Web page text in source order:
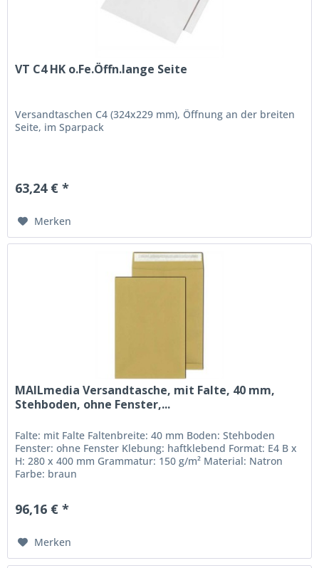
VT C4 HK o.Fe.Öffn.lange Seite
Versandtaschen C4 (324x229 mm), Öffnung an der breiten
Seite, im Sparpack
63,24 € *
Merken
MAILmedia Versandtasche, mit Falte, 40 mm,
Stehboden, ohne Fenster,...
Falte: mit Falte Faltenbreite: 40 mm Boden: Stehboden
Fenster: ohne Fenster Klebung: haftklebend Format: E4 B x
H: 280 x 400 mm Grammatur: 150 g/m² Material: Natron
Farbe: braun
96,16 € *
Merken